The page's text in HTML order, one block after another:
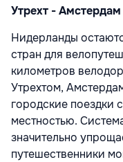
Утрехт - Амстердам
Нидерланды
стран для
километров
Утрехтом,
городские поездки
местностью.
значительно
путешественники